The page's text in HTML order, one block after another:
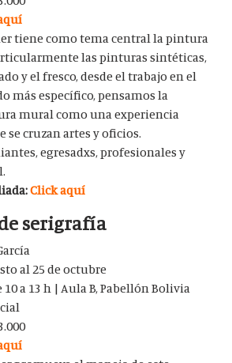
tiene como tema central la pintura
las pinturas sintéticas,
y el fresco, desde el trabajo en el
más específico, pensamos la
mural como una experiencia
se cruzan artes y oficios.
egresadxs, profesionales y
Click aquí
serigrafía
al 25 de octubre
10 a 13 h | Aula B, Pabellón Bolivia